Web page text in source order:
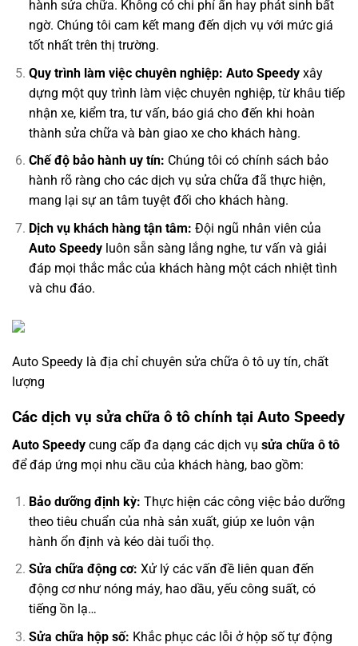
hành sửa chữa. Không có chi phí ẩn hay phát sinh bất
ngờ. Chúng tôi cam kết mang đến dịch vụ với mức giá
tốt nhất trên thị trường.
Quy trình làm việc chuyên nghiệp: Auto Speedyxây
dựng một quy trình làm việc chuyên nghiệp, từ khâu tiếp
nhận xe, kiểm tra, tư vấn, báo giá cho đến khi hoàn
thành sửa chữa và bàn giao xe cho khách hàng.
Chế độ bảo hành uy tín: Chúng tôi có chính sách bảo
hành rõ ràng cho các dịch vụ sửa chữa đã thực hiện,
mang lại sự an tâm tuyệt đối cho khách hàng.
Dịch vụ khách hàng tận tâm: Đội ngũ nhân viên của
Auto Speedyluôn sẵn sàng lắng nghe, tư vấn và giải
đáp mọi thắc mắc của khách hàng một cách nhiệt tình
và chu đáo.
Auto Speedy là địa chỉ chuyên sửa chữa ô tô uy tín, chất
lượng
Các dịch vụ sửa chữa ô tô chính tại Auto Speedy
Auto Speedy cung cấp đa dạng các dịch vụ sửa chữa ô tô
để đáp ứng mọi nhu cầu của khách hàng, bao gồm:
Bảo dưỡng định kỳ: Thực hiện các công việc bảo dưỡng
theo tiêu chuẩn của nhà sản xuất, giúp xe luôn vận
hành ổn định và kéo dài tuổi thọ.
Sửa chữa động cơ: Xử lý các vấn đề liên quan đến
động cơ như nóng máy, hao dầu, yếu công suất, có
tiếng ồn lạ…
Sửa chữa hộp số: Khắc phục các lỗi ở hộp số tự động